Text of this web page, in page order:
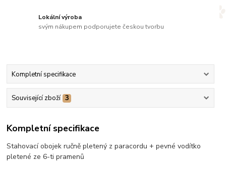
Lokální výroba
svým nákupem podporujete českou tvorbu
Kompletní specifikace
Související zboží 3
Kompletní specifikace
Stahovací obojek ručně pletený z paracordu + pevné vodítko
pletené ze 6-ti pramenů